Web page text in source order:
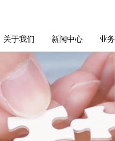
关于我们
集团介绍
全球布局
发展历程
资源资质
联系我们
新闻中心
yabo.com无锡健
谊投资有限公司
业
智能
智慧
智慧